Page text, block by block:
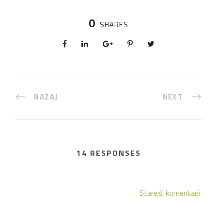
0 SHARES
NAZAJ NEXT
14 RESPONSES
Starejši komentarji